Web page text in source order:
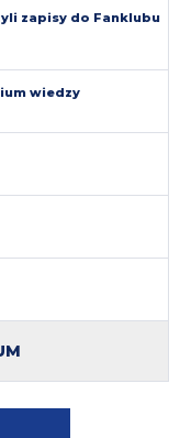
zapisy do Fanklubu
wiedzy